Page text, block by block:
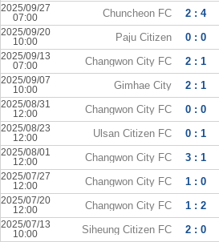
2025/09/27
07:00
Chuncheon FC 2 : 4
2025/09/20
10:00
Paju Citizen 0 : 0
2025/09/13
07:00
Changwon City FC 2 : 1
2025/09/07
10:00
Gimhae City 2 : 1
2025/08/31
12:00
Changwon City FC 0 : 0
2025/08/23
12:00
Ulsan Citizen FC 0 : 1
2025/08/01
12:00
Changwon City FC 3 : 1
2025/07/27
12:00
Changwon City FC 1 : 0
2025/07/20
12:00
Changwon City FC 1 : 2
2025/07/13
10:00
Siheung Citizen FC 2 : 0